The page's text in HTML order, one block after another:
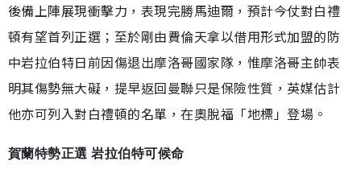
後備上陣展現衝擊力，表現完勝馬迪爾，預計今仗對白禮
頓有望首列正選；至於剛由費倫天拿以借用形式加盟的防
中岩拉伯特日前因傷退出摩洛哥國家隊，惟摩洛哥主帥表
明其傷勢無大礙，提早返回曼聯只是保險性質，英媒估計
他亦可列入對白禮頓的名單，在奧脫福「地標」登場。
賀蘭特勢正選 岩拉伯特可候命